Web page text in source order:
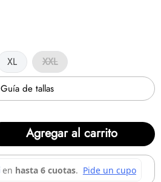
XL XXL
Guía de tallas
Agregar al carrito